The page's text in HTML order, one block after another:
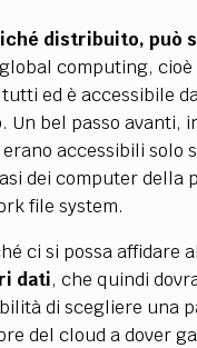
distribuito, può
computing,
ed è accessibile
bel passo avanti,
accessibili solo
dei computer della
file system.
ci si possa affidare
dati, che quindi
di scegliere una
del cloud a dover